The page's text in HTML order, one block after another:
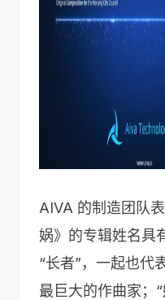
AIVA 的制造团队
娲》的专辑姓名具
“长者”，一起也代
最巨大的作曲家；